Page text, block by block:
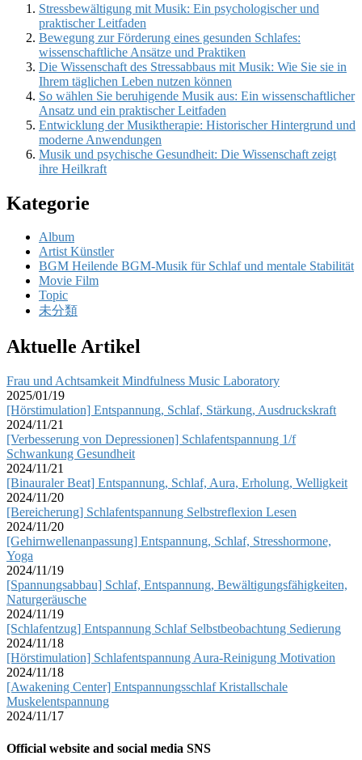
Stressbewältigung mit Musik: Ein psychologischer und
praktischer Leitfaden
Bewegung zur Förderung eines gesunden Schlafes:
wissenschaftliche Ansätze und Praktiken
Die Wissenschaft des Stressabbaus mit Musik: Wie Sie sie in
Ihrem täglichen Leben nutzen können
So wählen Sie beruhigende Musik aus: Ein wissenschaftlicher
Ansatz und ein praktischer Leitfaden
Entwicklung der Musiktherapie: Historischer Hintergrund und
moderne Anwendungen
Musik und psychische Gesundheit: Die Wissenschaft zeigt
ihre Heilkraft
Kategorie
Album
Artist Künstler
BGM Heilende BGM-Musik für Schlaf und mentale Stabilität
Movie Film
Topic
未分類
Aktuelle Artikel
Frau und Achtsamkeit Mindfulness Music Laboratory
2025/01/19
[Hörstimulation] Entspannung, Schlaf, Stärkung, Ausdruckskraft
2024/11/21
[Verbesserung von Depressionen] Schlafentspannung 1/f
Schwankung Gesundheit
2024/11/21
[Binauraler Beat] Entspannung, Schlaf, Aura, Erholung, Welligkeit
2024/11/20
[Bereicherung] Schlafentspannung Selbstreflexion Lesen
2024/11/20
[Gehirnwellenanpassung] Entspannung, Schlaf, Stresshormone,
Yoga
2024/11/19
[Spannungsabbau] Schlaf, Entspannung, Bewältigungsfähigkeiten,
Naturgeräusche
2024/11/19
[Schlafentzug] Entspannung Schlaf Selbstbeobachtung Sedierung
2024/11/18
[Hörstimulation] Schlafentspannung Aura-Reinigung Motivation
2024/11/18
[Awakening Center] Entspannungsschlaf Kristallschale
Muskelentspannung
2024/11/17
Official website and social media SNS